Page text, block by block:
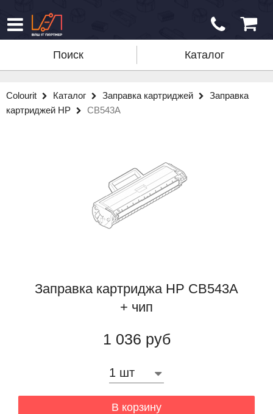
Поиск Каталог
Colourit Каталог Заправка картриджей
Заправка
картриджей HP
CB543A
Заправка картриджа HP CB543A
+ чип
1 036 руб
В корзину